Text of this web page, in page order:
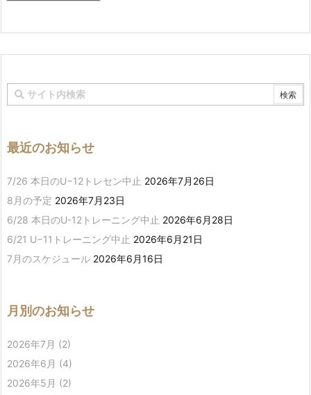
最近のお知らせ
7/26 本日のU−12トレセン中止 2026年7月26日
8月の予定 2026年7月23日
6/28 本日のU-12トレーニング中止 2026年6月28日
6/21 U−11トレーニング中止 2026年6月21日
7月のスケジュール 2026年6月16日
月別のお知らせ
2026年7月 (2)
2026年6月 (4)
2026年5月 (2)